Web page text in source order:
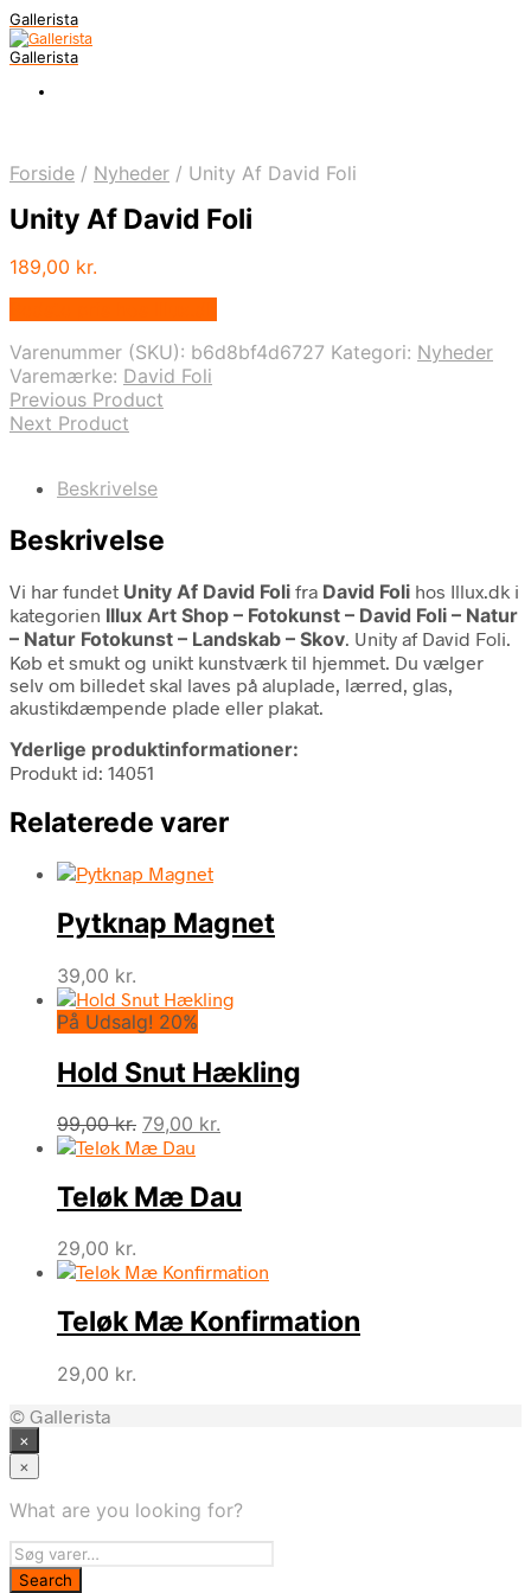
Gallerista
Gallerista
Forside / Nyheder / Unity Af David Foli
Unity Af David Foli
189,00 kr.
Varenummer (SKU): b6d8bf4d6727 Kategori: Nyheder
Varemærke: David Foli
Previous Product
Next Product
Beskrivelse
Beskrivelse
Vi har fundet Unity Af David Foli fra David Foli hos Illux.dk i
kategorien Illux Art Shop – Fotokunst – David Foli – Natur
– Natur Fotokunst – Landskab – Skov. Unity af David Foli.
Køb et smukt og unikt kunstværk til hjemmet. Du vælger
selv om billedet skal laves på aluplade, lærred, glas,
akustikdæmpende plade eller plakat.
Yderlige produktinformationer:
Produkt id: 14051
Relaterede varer
Pytknap Magnet
39,00 kr.
På Udsalg! 20%
Hold Snut Hækling
99,00kr. Den
oprindelige
var:
99,00 kr..
79,00 kr.
er:
79,00 kr..
Teløk Mæ Dau
29,00 kr.
Teløk Mæ Konfirmation
29,00 kr.
© Gallerista
×
×
What are you looking for?